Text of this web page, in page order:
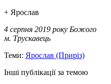
+ Ярослав
4 серпня 2019 року Божого
м. Трускавець
Теми: Ярослав (Приріз)
Інші публікації за темою